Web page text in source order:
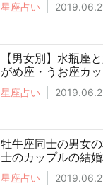
星座占い
【男女別】水瓶座
がめ座・うお座カ
星座占い
牡牛座同士の男女
士のカップルの結
星座占い